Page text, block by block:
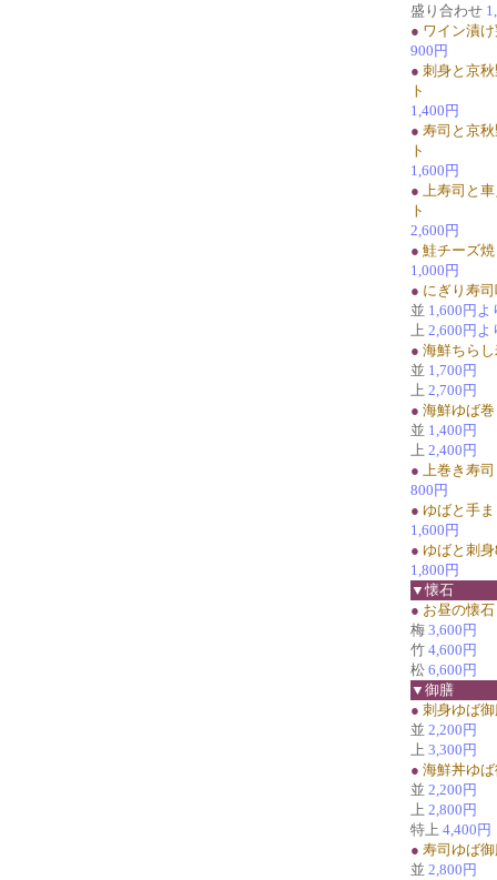
盛り合わせ
● ワイン漬
900円
● 刺身と京
ト
1,400円
● 寿司と京
ト
1,600円
● 上寿司と
ト
2,600円
● 鮭チーズ
1,000円
● にぎり寿
並 1,600円よ
上 2,600円よ
● 海鮮ちら
並 1,700円
上 2,700円
● 海鮮ゆば
並 1,400円
上 2,400円
● 上巻き寿
800円
● ゆばと手
1,600円
● ゆばと刺
1,800円
▼懐石
● お昼の懐石
梅 3,600円
竹 4,600円
松 6,600円
▼御膳
● 刺身ゆば
並 2,200円
上 3,300円
● 海鮮丼ゆ
並 2,200円
上 2,800円
特上 4,400円
● 寿司ゆば
並 2,800円